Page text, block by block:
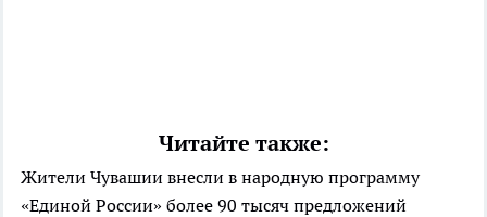
Читайте также:
Жители Чувашии внесли в народную программу
«Единой России» более 90 тысяч предложений